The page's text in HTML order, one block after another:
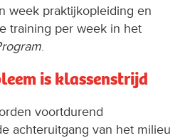
week praktijkopleiding en
training per week in het
.
is klassenstrijd
voortdurend
achteruitgang van het milieu